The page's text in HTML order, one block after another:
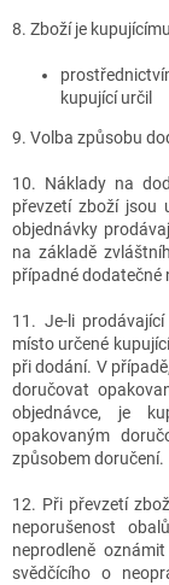
8. Zboží je
kupující určil
9. Volba způsobu
10. Náklady na
převzetí zboží jsou
objednávky
na základě
případné dodatečné
11. Je-li
místo určené
při dodání. V
doručovat
objednávce, je
opakovaným
způsobem doručení.
12. Při převzetí
neporušenost
neprodleně
svědčícího o